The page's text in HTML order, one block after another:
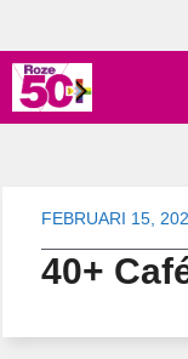
Ga
naar
FEBRUARI 15,
40+